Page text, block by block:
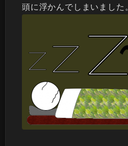
頭に浮かんでしまいました。